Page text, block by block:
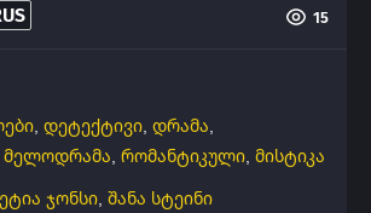
15
, დეტექტივი, დრამა,
მელოდრამა, რომანტიკული, მისტიკა
ჯონსი, შანა სტეინი